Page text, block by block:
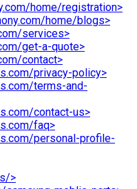
home/registration>
home/blogs>
services>
get-a-quote>
contact>
privacy-policy>
terms-and-
contact-us>
faq>
personal-profile-
>